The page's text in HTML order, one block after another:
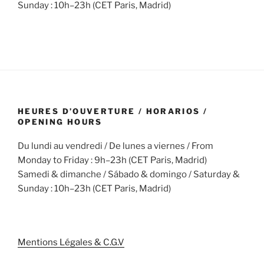
Sunday : 10h–23h (CET Paris, Madrid)
HEURES D’OUVERTURE / HORARIOS /
OPENING HOURS
Du lundi au vendredi / De lunes a viernes / From
Monday to Friday : 9h–23h (CET Paris, Madrid)
Samedi & dimanche / Sábado & domingo / Saturday &
Sunday : 10h–23h (CET Paris, Madrid)
Mentions Légales & C.G.V